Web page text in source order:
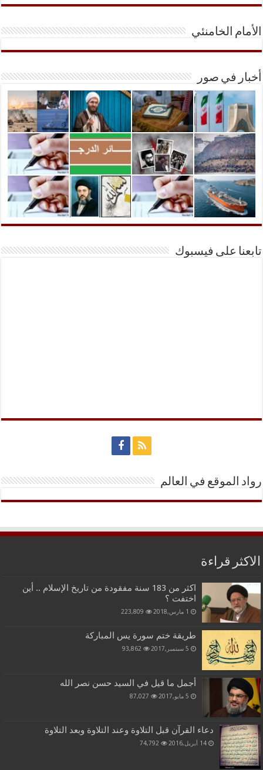
الأمام الخامنئي
أخبار في صور
تابعنا على فيسبوك
رواد الموقع في العالم
الاكثر قراءة
اكثر من 183 سنة مفقودة من تاريخ الإسلام .. أين
اختفت ؟
1 مارس,2018 223,809
طريقة ختم سورة يس المباركة
5 سبتمبر,2017 93,862
أجمل ما قيل في السيد حسن نصر الله
5 مايو,2017 87,027
دعاء القرآن قبل التلاوة وعند التلاوة وبعد التلاوة
14 أبريل,2016 74,792